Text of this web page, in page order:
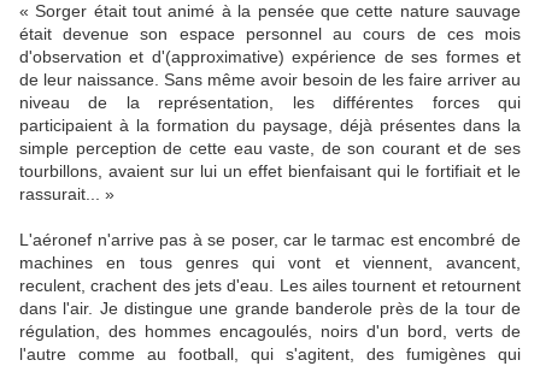
« Sorger était tout animé à la pensée que cette nature sauvage
était devenue son espace personnel au cours de ces mois
d'observation et d'(approximative) expérience de ses formes et
de leur naissance. Sans même avoir besoin de les faire arriver au
niveau de la représentation, les différentes forces qui
participaient à la formation du paysage, déjà présentes dans la
simple perception de cette eau vaste, de son courant et de ses
tourbillons, avaient sur lui un effet bienfaisant qui le fortifiait et le
rassurait... »
L'aéronef n'arrive pas à se poser, car le tarmac est encombré de
machines en tous genres qui vont et viennent, avancent,
reculent, crachent des jets d'eau. Les ailes tournent et retournent
dans l'air. Je distingue une grande banderole près de la tour de
régulation, des hommes encagoulés, noirs d'un bord, verts de
l'autre comme au football, qui s'agitent, des fumigènes qui